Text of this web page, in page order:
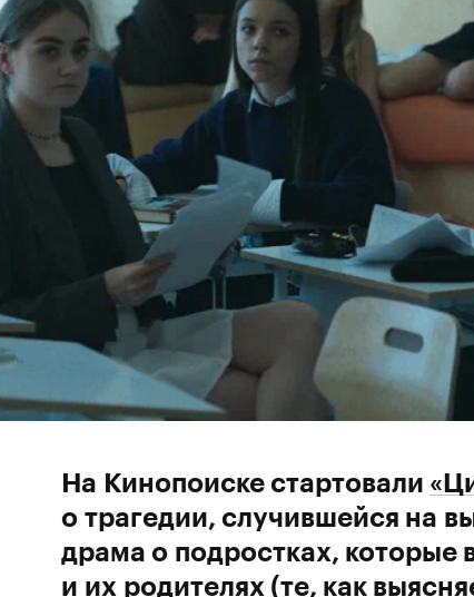
На Кинопоиске стартовали
о трагедии, случившейся на
драма о подростках, которые
и их родителях (те, как